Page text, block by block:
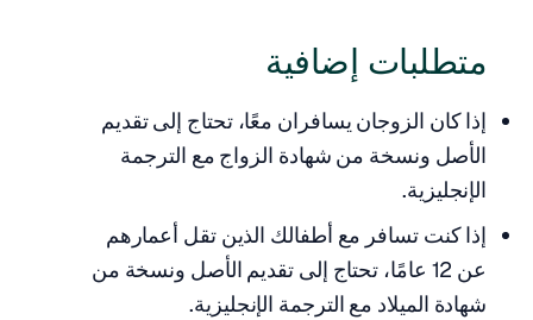
متطلبات إضافية
إذا كان الزوجان يسافران معًا، تحتاج إلى تقديم
الأصل ونسخة من شهادة الزواج مع الترجمة
الإنجليزية.
إذا كنت تسافر مع أطفالك الذين تقل أعمارهم
عن 12 عامًا، تحتاج إلى تقديم الأصل ونسخة من
شهادة الميلاد مع الترجمة الإنجليزية.